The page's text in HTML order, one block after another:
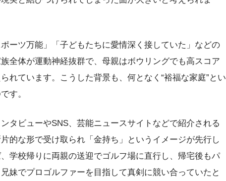
ーツ万能」「子どもたちに愛情深く接していた」などの
全体が運動神経抜群で、母親はボウリングでも高スコア
れています。こうした背景も、何となく“裕福な家庭”とい
す。
タビューやSNS、芸能ニュースサイトなどで紹介される
的な形で受け取られ「金持ち」というイメージが先行し
学校帰りに両親の送迎でゴルフ場に直行し、帰宅後もパ
妹でプロゴルファーを目指して真剣に競い合っていたと